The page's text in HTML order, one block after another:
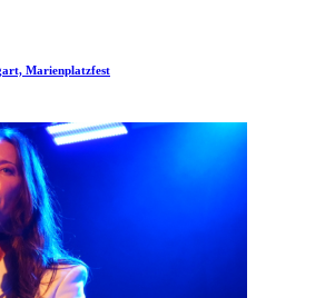
Marienplatzfest